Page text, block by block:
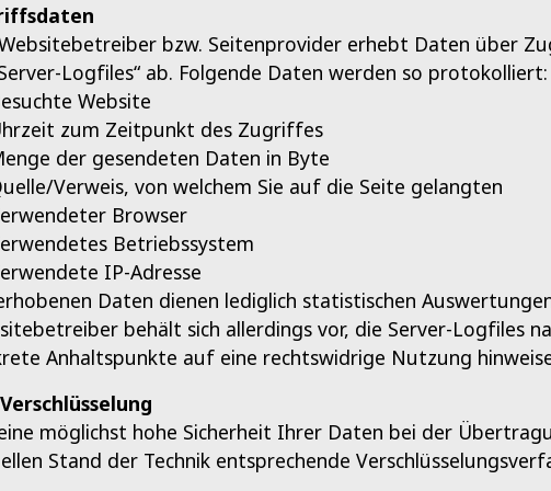
bzw. Seitenprovider erhebt Daten über
Logfiles“ ab. Folgende Daten werden so protokolliert:
Website
zum Zeitpunkt des Zugriffes
der gesendeten Daten in Byte
Verweis, von welchem Sie auf die Seite gelangten
Browser
Betriebssystem
IP-Adresse
Daten dienen lediglich statistischen
behält sich allerdings vor, die Server-Logfiles
Anhaltspunkte auf eine rechtswidrige Nutzung
möglichst hohe Sicherheit Ihrer Daten bei der
Stand der Technik entsprechende